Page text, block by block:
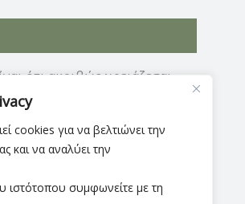
cookies για να βελτιώνει την
και να αναλύει την
ιστότοπου συμφωνείτε με τη
ότι ακριβώς χρειάζεσαι.
εφαρμογή. Ύψος